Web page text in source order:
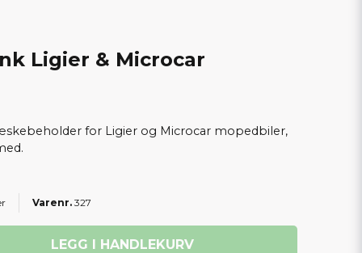
Ligier & Microcar
for Ligier og Microcar mopedbiler,
327
LEGG I HANDLEKURV